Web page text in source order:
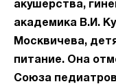
акушерства,
академика В.И.
Москвичева,
питание. Она
Союза